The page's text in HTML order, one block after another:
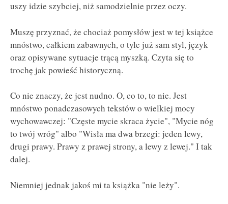
uszy idzie szybciej, niż samodzielnie przez oczy.
Muszę przyznać, że chociaż pomysłów jest w tej książce
mnóstwo, całkiem zabawnych, o tyle już sam styl, język
oraz opisywane sytuacje trącą myszką. Czyta się to
trochę jak powieść historyczną.
Co nie znaczy, że jest nudno. O, co to, to nie. Jest
mnóstwo ponadczasowych tekstów o wielkiej mocy
wychowawczej: "Częste mycie skraca życie", "Mycie nóg
to twój wróg" albo "Wisła ma dwa brzegi: jeden lewy,
drugi prawy. Prawy z prawej strony, a lewy z lewej." I tak
dalej.
Niemniej jednak jakoś mi ta książka "nie leży".